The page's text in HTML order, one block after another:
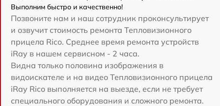
Выполним быстро и качественно!
Позвоните нам и наш сотрудник проконсультирует
и озвучит стоимость ремонта Тепловизионного
прицела Rico. Среднее время ремонта устройств
iRay в нашем сервисном - 2 часа.
Видна только половина изображения в
видоискателе и на видео Тепловизионного прицела
iRay Rico выполняется на выезде, если не требует
специального оборудования и сложного ремонта.